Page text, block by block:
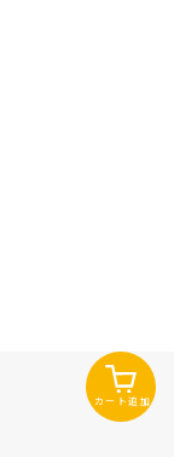
カート追加